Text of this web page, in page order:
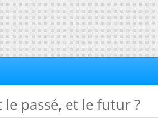
le passé, et le futur ?